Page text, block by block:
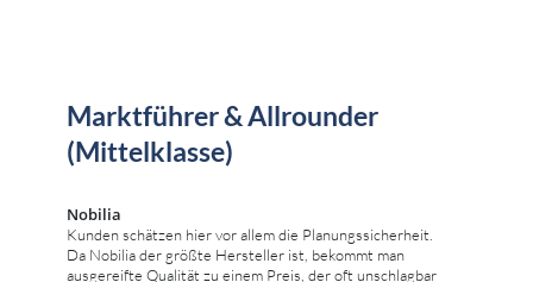
Marktführer & Allrounder
(Mittelklasse)
Nobilia
Kunden schätzen hier vor allem die Planungssicherheit.
Da Nobilia der größte Hersteller ist, bekommt man
ausgereifte Qualität zu einem Preis, der oft unschlagbar